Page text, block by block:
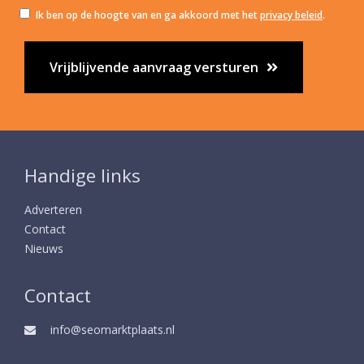
Ik ben op de hoogte van en ga akkoord met hetprivacy beleid.
Vrijblijvende aanvraag versturen
Handige links
Adverteren
Contact
Nieuws
Contact
info@seomarktplaats.nl